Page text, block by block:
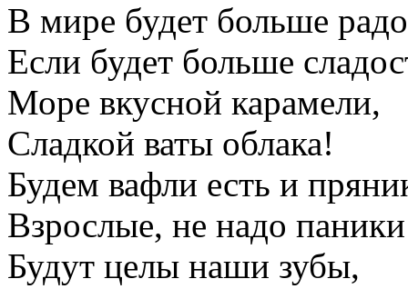
В мире будет больше
Если будет больше
Море вкусной карамели,
Сладкой ваты облака!
Будем вафли есть и
Взрослые, не надо
Будут целы наши зубы,